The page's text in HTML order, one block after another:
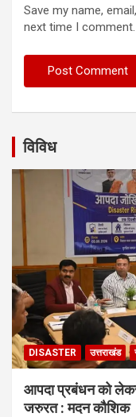
Save my name,
next time I comment.
विविध
DISASTER उत्तराखंड
आपदा प्रबंधन को
जरुरत : मदन कौशिक